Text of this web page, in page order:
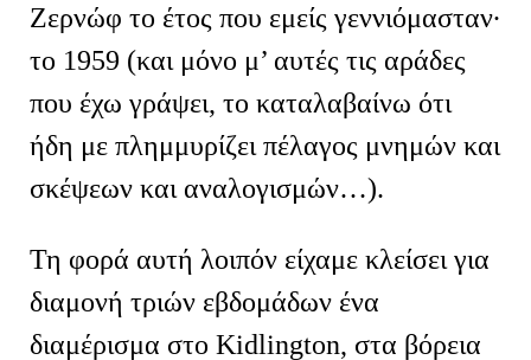
Ζερνώφ το έτος που εμείς γεννιόμασταν∙
το 1959 (και μόνο μ’ αυτές τις αράδες
που έχω γράψει, το καταλαβαίνω ότι
ήδη με πλημμυρίζει πέλαγος μνημών και
σκέψεων και αναλογισμών…).
Τη φορά αυτή λοιπόν είχαμε κλείσει για
διαμονή τριών εβδομάδων ένα
διαμέρισμα στο Kidlington, στα βόρεια